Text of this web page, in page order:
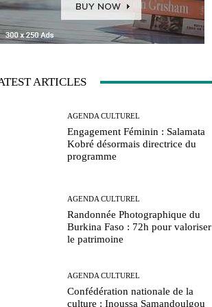
ARTICLES
AGENDA CULTUREL
Engagement Féminin : Salamata
Kobré désormais directrice du
programme
AGENDA CULTUREL
Randonnée Photographique du
Burkina Faso : 72h pour valoriser
le patrimoine
AGENDA CULTUREL
Confédération nationale de la
culture : Inoussa Samandoulgou